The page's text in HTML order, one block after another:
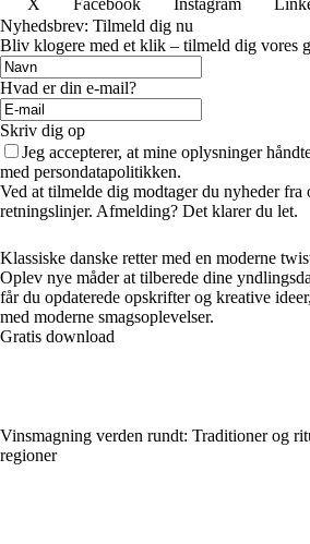
Nyhedsbrev: Tilmeld dig nu
Bliv klogere med et klik – tilmeld dig vores
Hvad er din e-mail?
Skriv dig op
Jeg accepterer, at mine oplysninger
med persondatapolitikken.
Ved at tilmelde dig modtager du nyheder fra
retningslinjer. Afmelding? Det klarer du let.
Klassiske danske retter med en moderne
Oplev nye måder at tilberede dine
får du opdaterede opskrifter og kreative
med moderne smagsoplevelser.
Gratis download
Vinsmagning verden rundt: Traditioner og
regioner